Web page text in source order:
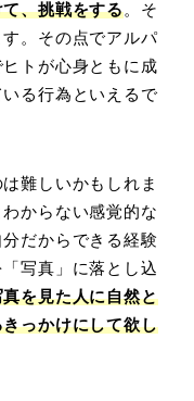
、挑戦をする。そ
。その点でアルパ
トが心身ともに成
る行為といえるで
難しいかもしれま
からない感覚的な
だからできる経験
写真」に落とし込
真を見た人に自然と
っかけにして欲し